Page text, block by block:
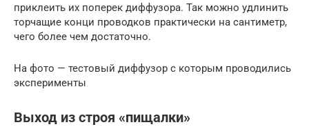
приклеить их поперек диффузора. Так можно удлинить
торчащие конци проводков практически на сантиметр,
чего более чем достаточно.
На фото — тестовый диффузор с которым проводились
эксперименты
Выход из строя «пищалки»